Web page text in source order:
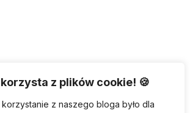
z plików cookie! 🍪
z naszego bloga było dla